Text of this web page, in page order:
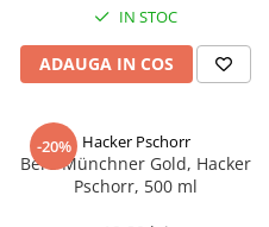
IN STOC
ADAUGA IN COS
-20% Hacker Pschorr
Bere Münchner Gold, Hacker
Pschorr, 500 ml